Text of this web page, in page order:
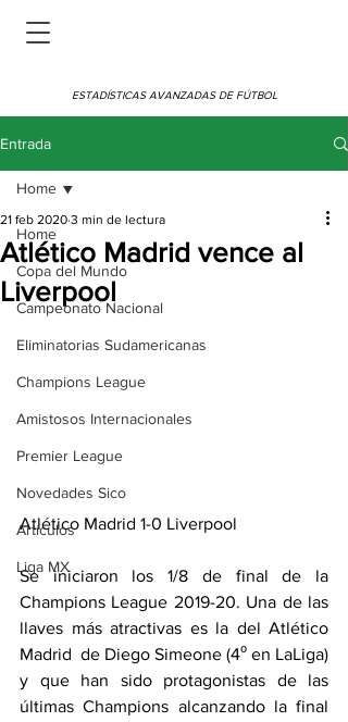
ESTADÍSTICAS AVANZADAS DE FÚTBOL
Entrada
Home
Copa del Mundo
Campeonato Nacional
Eliminatorias Sudamericanas
Champions League
Amistosos Internacionales
Premier League
Novedades Sico
Artículos
Liga MX
Home
Atlético Madrid vence al
Liverpool
21 feb 2020 3 min de lectura
Atlético Madrid 1-0 Liverpool
Se iniciaron los 1/8 de final de la
Champions League 2019-20. Una de las
llaves más atractivas es la del Atlético
Madrid  de Diego Simeone (4⁰ en LaLiga)
y que han sido protagonistas de las
últimas Champions alcanzando la final